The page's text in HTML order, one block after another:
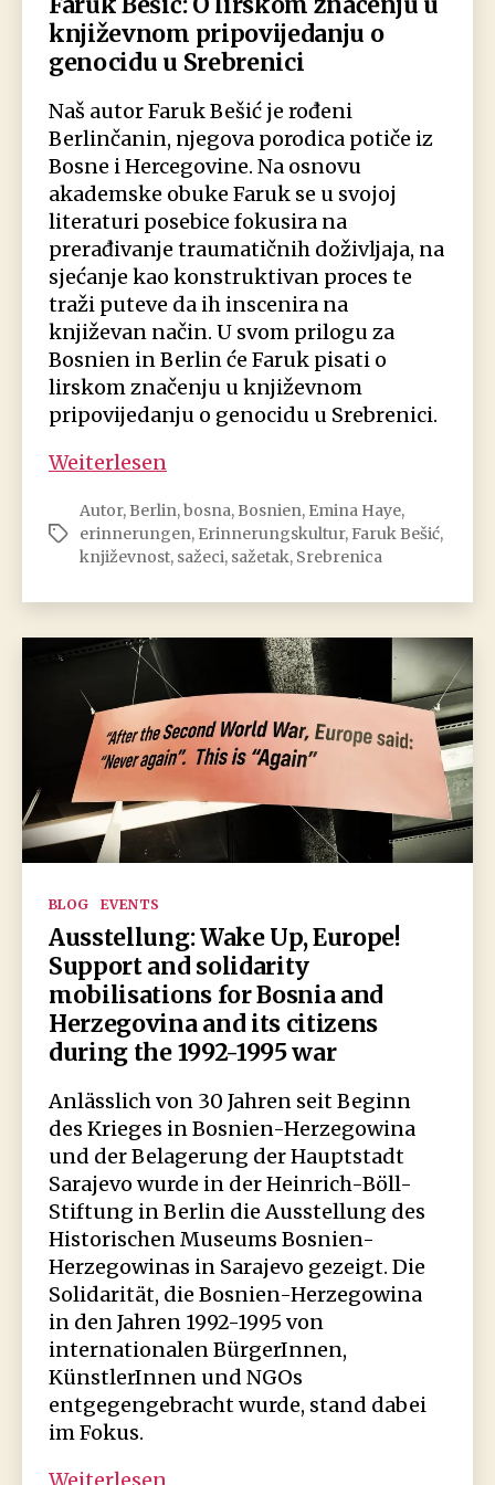
književnom pripovijedanju o
genocidu u Srebrenici
Naš autor Faruk Bešić je rođeni
Berlinčanin, njegova porodica potiče iz
Bosne i Hercegovine. Na osnovu
akademske obuke Faruk se u svojoj
literaturi posebice fokusira na
prerađivanje traumatičnih doživljaja, na
sjećanje kao konstruktivan proces te
traži puteve da ih inscenira na
književan način. U svom prilogu za
Bosnien in Berlin će Faruk pisati o
lirskom značenju u književnom
pripovijedanju o genocidu u Srebrenici.
Weiterlesen
O
lirskom
značenju
u
pripovijedanju
o
genocidu
u
Srebrenici
Schlagwörter
Autor, Berlin,bosna, Bosnien, Emina Haye,
erinnerungen, Erinnerungskultur, Faruk Bešić,
književnost, sažeci, sažetak, Srebrenica
Kategorien
BLOG EVENTS
Ausstellung: Wake Up, Europe!
Support and solidarity
mobilisations for Bosnia and
Herzegovina and its citizens
during the 1992-1995 war
Anlässlich von 30 Jahren seit Beginn
des Krieges in Bosnien-Herzegowina
und der Belagerung der Hauptstadt
Sarajevo wurde in der Heinrich-Böll-
Stiftung in Berlin die Ausstellung des
Historischen Museums Bosnien-
Herzegowinas in Sarajevo gezeigt. Die
Solidarität, die Bosnien-Herzegowina
in den Jahren 1992-1995 von
internationalen BürgerInnen,
KünstlerInnen und NGOs
entgegengebracht wurde, stand dabei
im Fokus.